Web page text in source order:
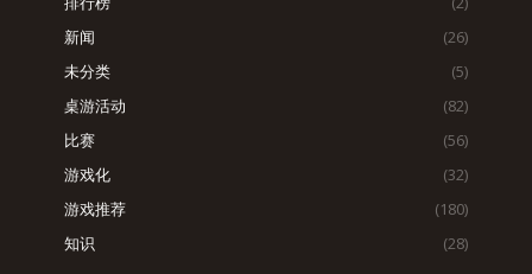
新闻
(26)
未分类
(5)
桌游活动
(82)
比赛
(56)
游戏化
(32)
游戏推荐
(180)
知识
(28)